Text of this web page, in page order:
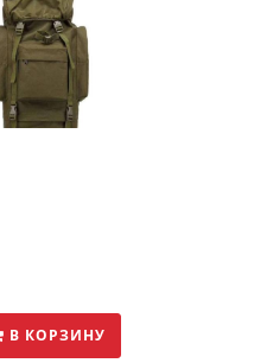
В КОРЗИНУ